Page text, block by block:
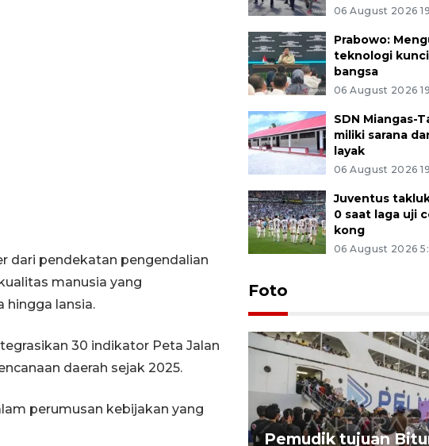
dari pendekatan pengendalian
manusia yang
hingga lansia.
30 indikator Peta Jalan
daerah sejak 2025.
perumusan kebijakan yang
06 August 2026
Prabowo:
teknologi
bangsa
06 August 2026
SDN Miangas-
miliki sarana
layak
06 August 2026
Juventus
0 saat laga uji
kong
06 August 2026
Foto
Pemudik tujuan